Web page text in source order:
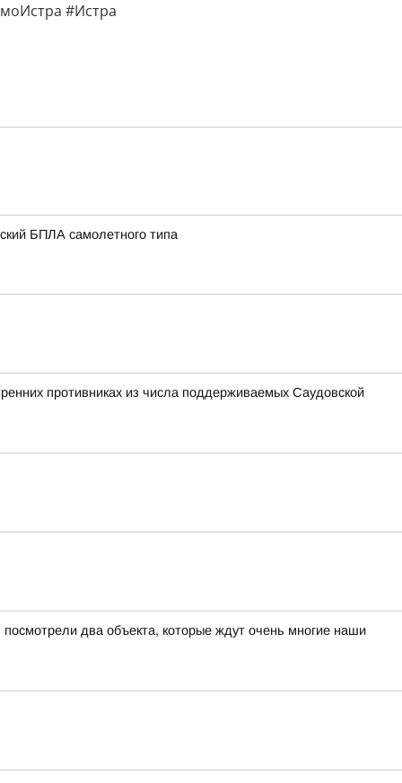
#Истра
БПЛА самолетного типа
противниках из числа поддерживаемых Саудовской
два объекта, которые ждут очень многие наши